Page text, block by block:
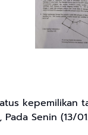
Senin (13/